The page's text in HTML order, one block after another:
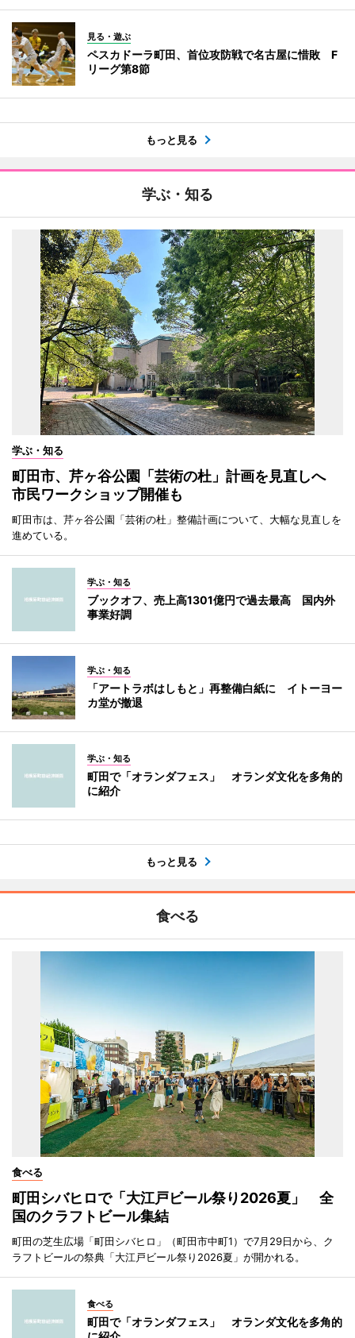
見る・遊ぶ
ペスカドーラ町田、首位攻防戦で名古屋に惜敗 F
リーグ第8節
もっと見る
学ぶ・知る
学ぶ・知る
町田市、芹ヶ谷公園「芸術の杜」計画を見直しへ
市民ワークショップ開催も
町田市は、芹ヶ谷公園「芸術の杜」整備計画について、大幅な見直しを
進めている。
学ぶ・知る
ブックオフ、売上高1301億円で過去最高 国内外
事業好調
学ぶ・知る
「アートラボはしもと」再整備白紙に イトーヨー
カ堂が撤退
学ぶ・知る
町田で「オランダフェス」 オランダ文化を多角的
に紹介
もっと見る
食べる
食べる
町田シバヒロで「大江戸ビール祭り2026夏」 全
国のクラフトビール集結
町田の芝生広場「町田シバヒロ」（町田市中町1）で7月29日から、ク
ラフトビールの祭典「大江戸ビール祭り2026夏」が開かれる。
食べる
町田で「オランダフェス」 オランダ文化を多角的